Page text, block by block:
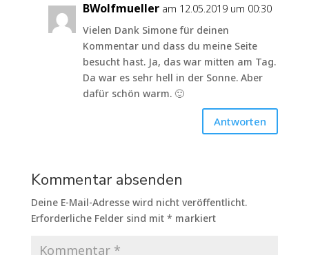
BWolfmueller am 12.05.2019 um 00:30
Vielen Dank Simone für deinen
Kommentar und dass du meine Seite
besucht hast. Ja, das war mitten am Tag.
Da war es sehr hell in der Sonne. Aber
dafür schön warm. 🙂
Antworten
Kommentar absenden
Deine E-Mail-Adresse wird nicht veröffentlicht.
Erforderliche Felder sind mit * markiert